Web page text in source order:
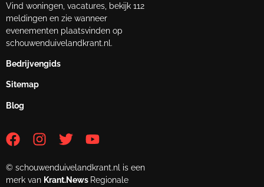
Vind woningen, vacatures, bekijk 112
meldingen en zie wanneer
evenementen plaatsvinden op
schouwenduivelandkrant.nl.
Bedrijvengids
Sitemap
Blog
© schouwenduivelandkrant.nl is een
merk van Krant.News Regionale